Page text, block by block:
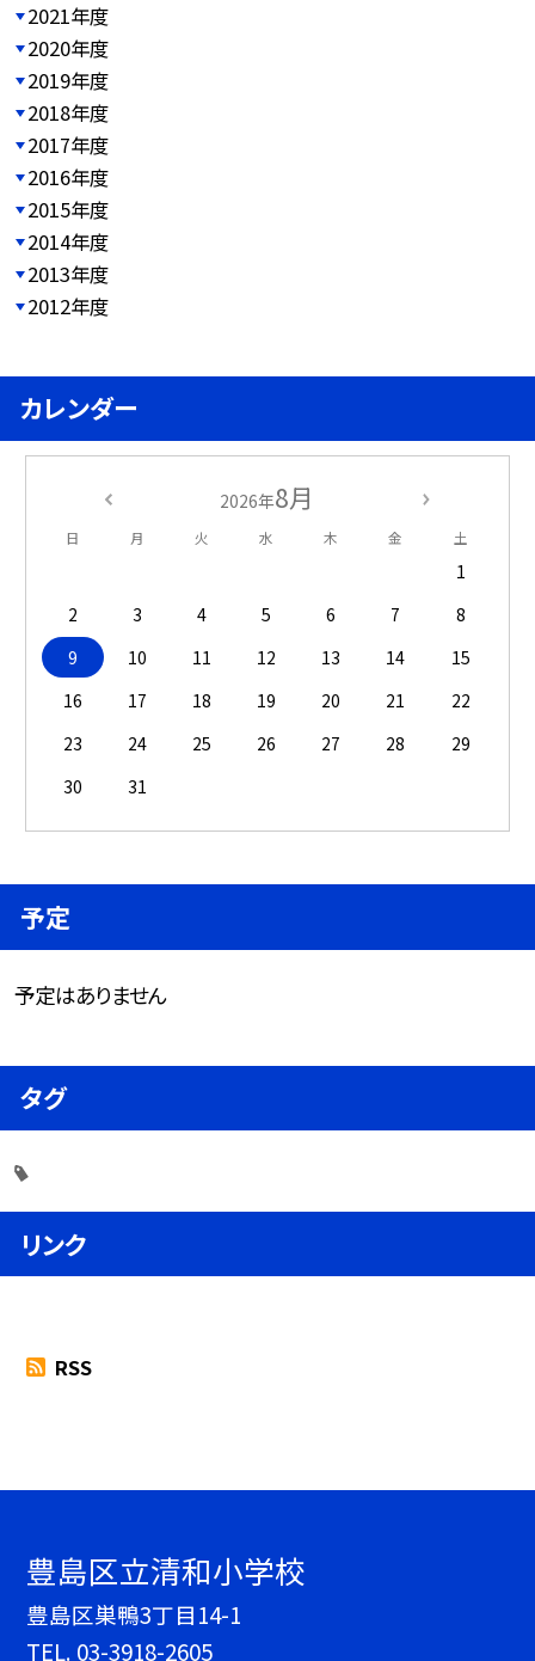
2021年度
2020年度
2019年度
2018年度
2017年度
2016年度
2015年度
2014年度
2013年度
2012年度
カレンダー
2026年8月
日 月 火 水 木 金 土
1
2
3 4 5 6 7
8
9
10 11 12 13 14
15
16
17 18 19 20 21
22
23
24 25 26 27 28
29
30
31
予定
予定はありません
タグ
リンク
RSS
豊島区立清和小学校
豊島区巣鴨3丁目14-1
TEL. 03-3918-2605